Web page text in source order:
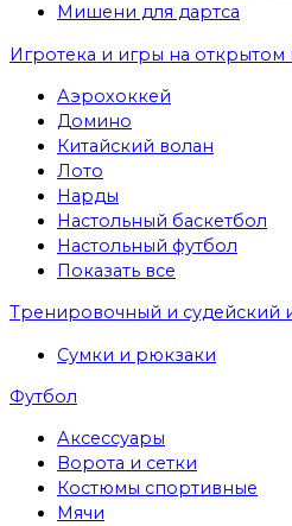
Мишени для дартса
Игротека и игры на открытом
Аэрохоккей
Домино
Китайский волан
Лото
Нарды
Настольный баскетбол
Настольный футбол
Показать все
Тренировочный и судейский
Сумки и рюкзаки
Футбол
Аксессуары
Ворота и сетки
Костюмы спортивные
Мячи